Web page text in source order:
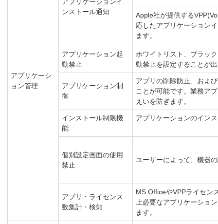
アプリケーシ
ョン管理
ンストール通知
Apple社が提供する
応したアプリケーション
ます。
アプリケーション起
動禁止
ホワイトリスト、ブラッ
動禁止を設定することが
アプリケーション制
御
アプリの削除防止、およ
ことが可能です。業務ア
えいを防ぎます。
インストール制限機
能
アプリケーションのイン
個別設定画面の使用
禁止
ユーザーによって、機器
アプリ・ライセンス
数集計・検知
MS OfficeやVPPライセン
上必要なアプリケーショ
ます。